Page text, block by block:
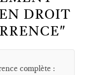
DROIT
complète :